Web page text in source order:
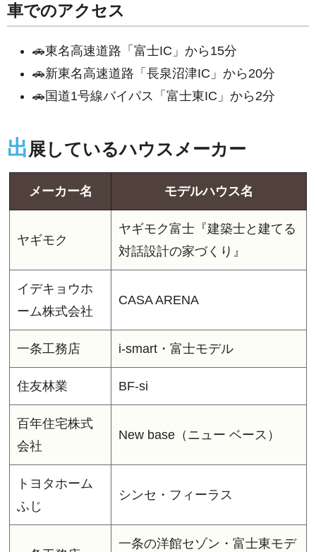
車でのアクセス
🚗東名高速道路「富士IC」から15分
🚗新東名高速道路「長泉沼津IC」から20分
🚗国道1号線バイパス「富士東IC」から2分
出展しているハウスメーカー
メーカー名 モデルハウス名
ヤギモク
ヤギモク富士『建築士と建てる
対話設計の家づくり』
イデキョウホ
ーム株式会社
CASA ARENA
一条工務店 i-smart・富士モデル
住友林業 BF-si
百年住宅株式
会社
New base（ニュー ベース）
トヨタホーム
ふじ
シンセ・フィーラス
一条の洋館セゾン・富士東モデ